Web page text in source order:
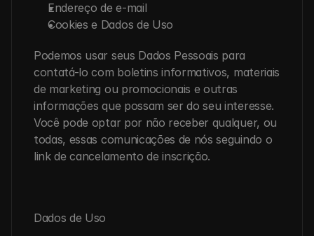
Endereço de e-mail
Cookies e Dados de Uso
Podemos usar seus Dados Pessoais para
contatá-lo com boletins informativos, materiais
de marketing ou promocionais e outras
informações que possam ser do seu interesse.
Você pode optar por não receber qualquer, ou
todas, essas comunicações de nós seguindo o
link de cancelamento de inscrição.
Dados de Uso